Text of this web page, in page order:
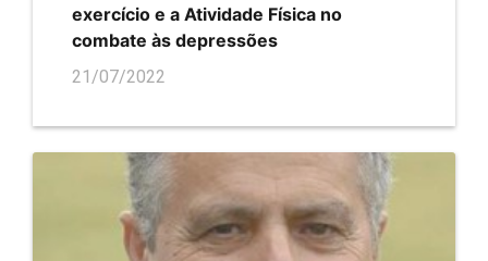
exercício e a Atividade Física no
combate às depressões
21/07/2022